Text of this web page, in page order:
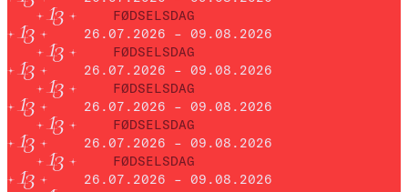
FØDSELSDAG
26.07.2026 – 09.08.2026
FØDSELSDAG
26.07.2026 – 09.08.2026
FØDSELSDAG
26.07.2026 – 09.08.2026
FØDSELSDAG
26.07.2026 – 09.08.2026
FØDSELSDAG
26.07.2026 – 09.08.2026